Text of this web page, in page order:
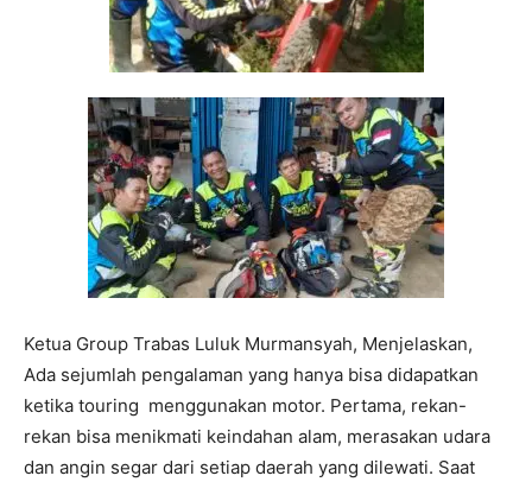
Ketua Group Trabas Luluk Murmansyah, Menjelaskan,
Ada sejumlah pengalaman yang hanya bisa didapatkan
ketika touring menggunakan motor. Pertama, rekan-
rekan bisa menikmati keindahan alam, merasakan udara
dan angin segar dari setiap daerah yang dilewati. Saat